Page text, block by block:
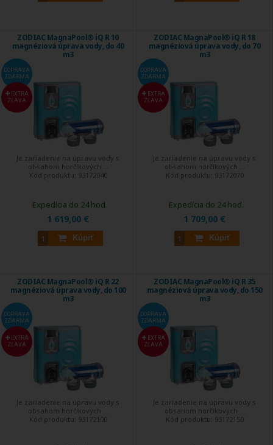
ZODIAC MagnaPool® iQ R 10
magnéziová úprava vody, do 40
m3
DOPRAVA
ZDARMA
EXTRA
ZĽAVA
Je zariadenie na úpravu vody s
obsahom horčíkových ...
Kód produktu: 93172040
1 619,00 €
Kúpiť
Expedícia do 24 hod.
ZODIAC MagnaPool® iQ R 18
magnéziová úprava vody, do 70
m3
DOPRAVA
ZDARMA
EXTRA
ZĽAVA
Je zariadenie na úpravu vody s
obsahom horčíkových ...
Kód produktu: 93172070
1 709,00 €
Kúpiť
Expedícia do 24 hod.
ZODIAC MagnaPool® iQ R 22
magnéziová úprava vody, do 100
m3
DOPRAVA
ZDARMA
EXTRA
ZĽAVA
Je zariadenie na úpravu vody s
obsahom horčíkových ...
Kód produktu: 93172100
ZODIAC MagnaPool® iQ R 35
magnéziová úprava vody, do 150
m3
DOPRAVA
ZDARMA
EXTRA
ZĽAVA
Je zariadenie na úpravu vody s
obsahom horčíkových ...
Kód produktu: 93172150